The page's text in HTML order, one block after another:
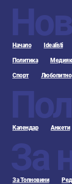
Начало Idealisti
Политика
Спорт Любопитно
Календар Анкети
За
За Топновини